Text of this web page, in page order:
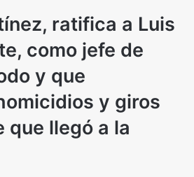
ratifica a Luis
como jefe de
y que
y giros
que llegó a la